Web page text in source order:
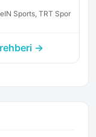
Sports, TRT Spor
→